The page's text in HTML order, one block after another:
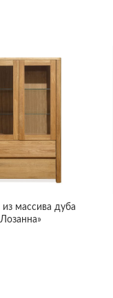
из массива дуба